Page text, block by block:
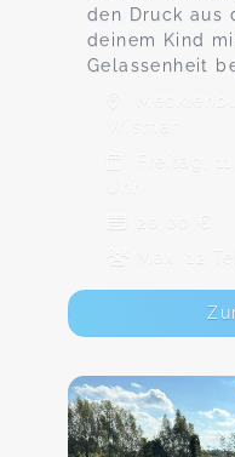
den Druck aus
deinem Kind
Gelassenheit
Wismar
Freitag,
20,00 €
Max. 12